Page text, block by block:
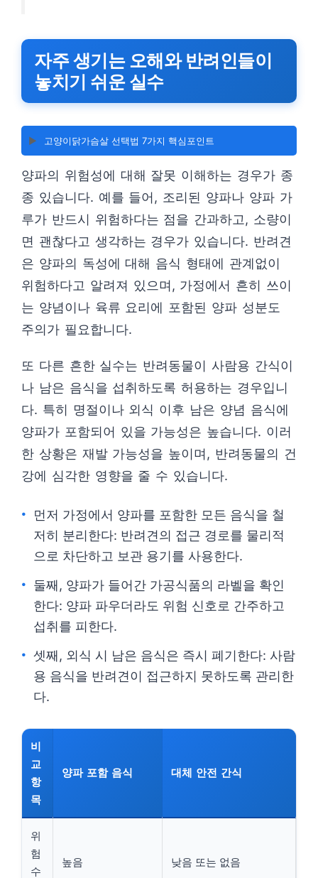
자주 생기는 오해와 반려인들이
놓치기 쉬운 실수
▶️ 고양이닭가슴살 선택법 7가지 핵심포인트
양파의 위험성에 대해 잘못 이해하는 경우가 종
종 있습니다. 예를 들어, 조리된 양파나 양파 가
루가 반드시 위험하다는 점을 간과하고, 소량이
면 괜찮다고 생각하는 경우가 있습니다. 반려견
은 양파의 독성에 대해 음식 형태에 관계없이
위험하다고 알려져 있으며, 가정에서 흔히 쓰이
는 양념이나 육류 요리에 포함된 양파 성분도
주의가 필요합니다.
또 다른 흔한 실수는 반려동물이 사람용 간식이
나 남은 음식을 섭취하도록 허용하는 경우입니
다. 특히 명절이나 외식 이후 남은 양념 음식에
양파가 포함되어 있을 가능성은 높습니다. 이러
한 상황은 재발 가능성을 높이며, 반려동물의 건
강에 심각한 영향을 줄 수 있습니다.
먼저 가정에서 양파를 포함한 모든 음식을 철
저히 분리한다: 반려견의 접근 경로를 물리적
으로 차단하고 보관 용기를 사용한다.
둘째, 양파가 들어간 가공식품의 라벨을 확인
한다: 양파 파우더라도 위험 신호로 간주하고
섭취를 피한다.
셋째, 외식 시 남은 음식은 즉시 폐기한다: 사람
용 음식을 반려견이 접근하지 못하도록 관리한
다.
비
교
항
목
양파 포함 음식 대체 안전 간식
위
험
수
높음 낮음 또는 없음